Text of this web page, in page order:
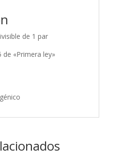
de 1 par
«Primera ley»